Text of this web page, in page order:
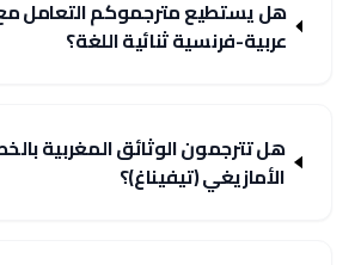
هل يستطيع مترجموكم التعامل
عربية-فرنسية ثنائية اللغة؟
هل تترجمون الوثائق المغربية
الأمازيغي (تيفيناغ)؟